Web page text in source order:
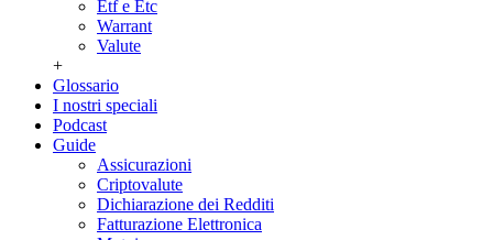
Etf e Etc
Warrant
Valute
+
Glossario
I nostri speciali
Podcast
Guide
Assicurazioni
Criptovalute
Dichiarazione dei Redditi
Fatturazione Elettronica